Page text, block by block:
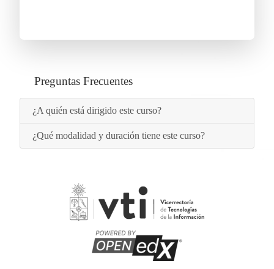
Preguntas Frecuentes
¿A quién está dirigido este curso?
¿Qué modalidad y duración tiene este curso?